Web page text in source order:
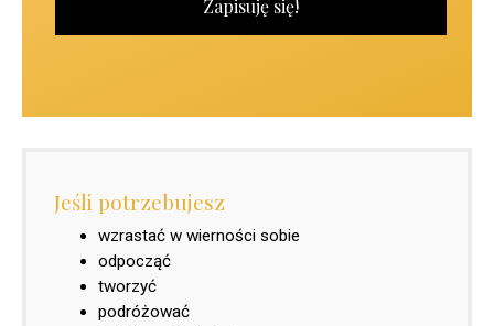
Jeśli potrzebujesz
wzrastać w wierności sobie
odpocząć
tworzyć
podróżować